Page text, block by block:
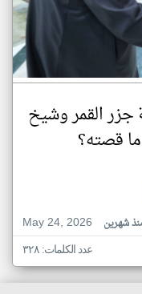
جزر القمر وشيخ
قصته؟
May 24, 2026
شهرين
عدد الكلمات: ٣٢٨